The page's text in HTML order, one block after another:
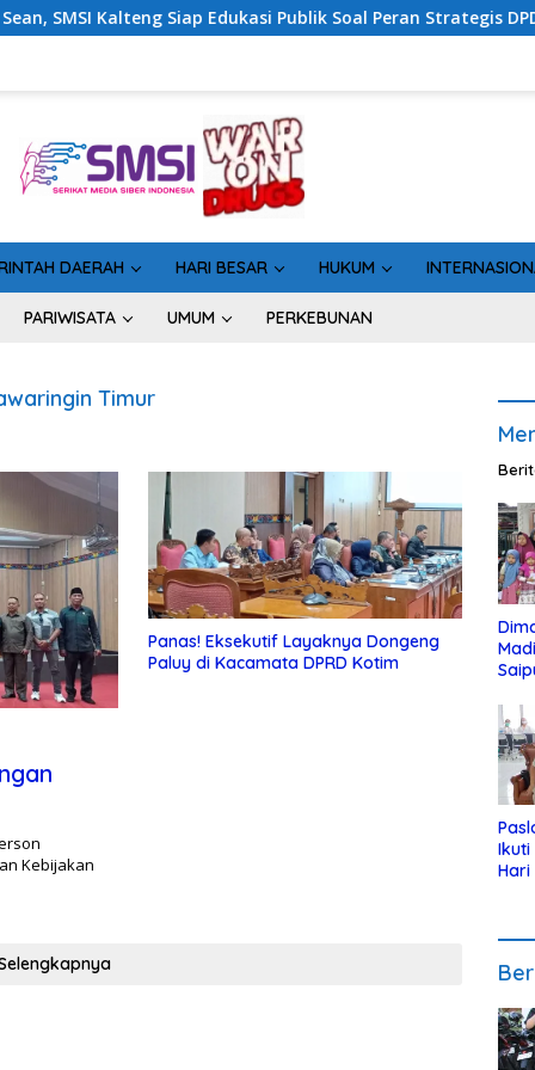
Siap Edukasi Publik Soal Peran Strategis DPD RI
DAERAH HARI BESAR HUKUM
PARIWISATA UMUM PERKEBUNAN
Timur
Kebijakan
Panas! Eksekutif Layaknya Dongeng
Paluy di Kacamata DPRD Kotim
Ikuti
Hari